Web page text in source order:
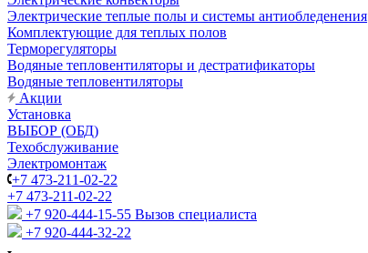
Электрические теплые полы и системы антиобледенения
Комплектующие для теплых полов
Терморегуляторы
Водяные тепловентиляторы и дестратификаторы
Водяные тепловентиляторы
Акции
Установка
ВЫБОР (ОБД)
Техобслуживание
Электромонтаж
+7 473-211-02-22
+7 473-211-02-22
+7 920-444-15-55 Вызов специалиста
+7 920-444-32-22